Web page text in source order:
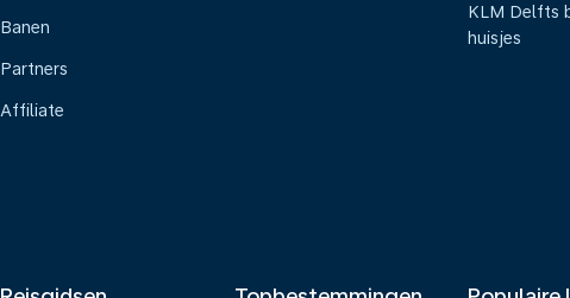
Banen
Partners
Affiliate
KLM Delfts
huisjes